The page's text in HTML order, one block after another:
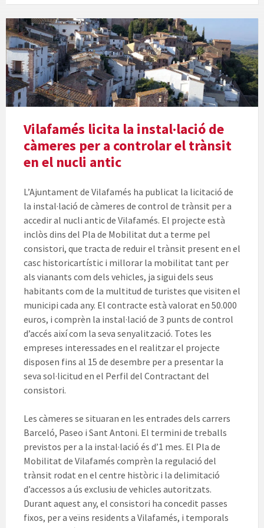
Vilafamés licita la instal·lació de
càmeres per a controlar el trànsit
en el nucli antic
L’Ajuntament de Vilafamés ha publicat la licitació de
la instal·lació de càmeres de control de trànsit per a
accedir al nucli antic de Vilafamés. El projecte està
inclòs dins del Pla de Mobilitat dut a terme pel
consistori, que tracta de reduir el trànsit present en el
casc historicartístic i millorar la mobilitat tant per
als vianants com dels vehicles, ja sigui dels seus
habitants com de la multitud de turistes que visiten el
municipi cada any. El contracte està valorat en 50.000
euros, i comprèn la instal·lació de 3 punts de control
d’accés així com la seva senyalització. Totes les
empreses interessades en el realitzar el projecte
disposen fins al 15 de desembre per a presentar la
seva sol·licitud en el Perfil del Contractant del
consistori.
Les càmeres se situaran en les entrades dels carrers
Barceló, Paseo i Sant Antoni. El termini de treballs
previstos per a la instal·lació és d’1 mes. El Pla de
Mobilitat de Vilafamés comprèn la regulació del
trànsit rodat en el centre històric i la delimitació
d’accessos a ús exclusiu de vehicles autoritzats.
Durant aquest any, el consistori ha concedit passes
fixos, per a veïns residents a Vilafamés, i temporals